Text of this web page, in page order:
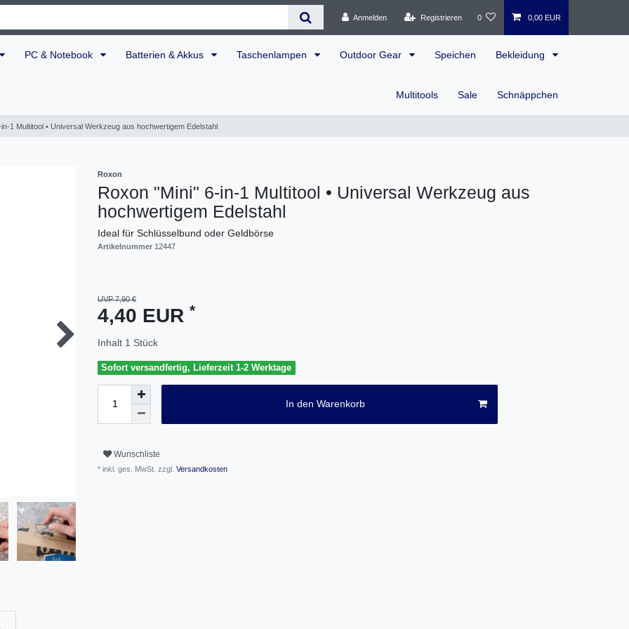
Anmelden Registrieren 0 0,00 EUR
PC & Notebook Batterien & Akkus Taschenlampen Outdoor Gear Speichen Bekleidung
Multitools Sale Schnäppchen
1 Multitool • Universal Werkzeug aus hochwertigem Edelstahl
Roxon
Roxon "Mini" 6-in-1 Multitool • Universal Werkzeug aus
hochwertigem Edelstahl
Ideal für Schlüsselbund oder Geldbörse
Artikelnummer 12447
UVP 7,90 €
4,40 EUR *
Inhalt 1 Stück
Sofort versandfertig, Lieferzeit 1-2 Werktage
In den Warenkorb
Wunschliste
* inkl. ges. MwSt. zzgl. Versandkosten